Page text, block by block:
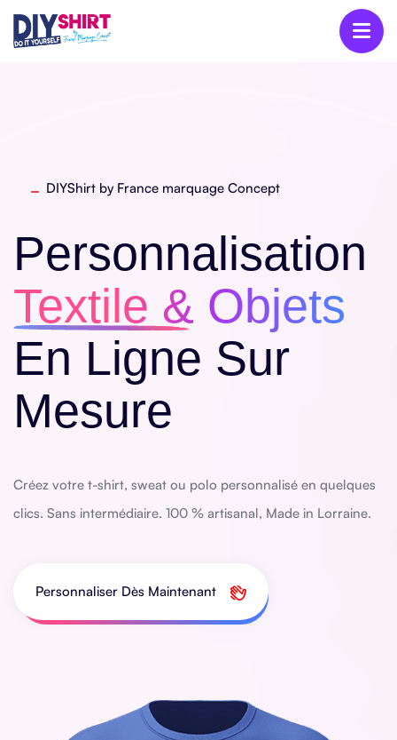
DIYShirt by France marquage Concept
Personnalisation
Textile & Objets
En Ligne Sur
Mesure
Créez votre t-shirt, sweat ou polo personnalisé en quelques
clics. Sans intermédiaire. 100 % artisanal, Made in Lorraine.
Personnaliser Dès Maintenant